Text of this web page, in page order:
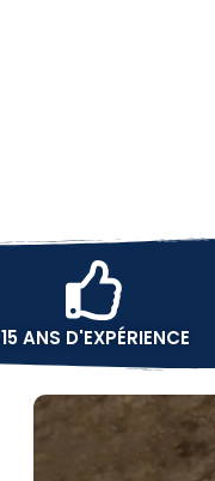
15 ANS D'EXPÉRIENCE